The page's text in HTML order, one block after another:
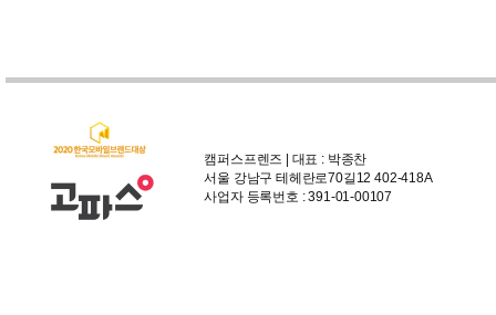
캠퍼스프렌즈 | 대표 : 박종찬
서울 강남구 테헤란로70길12 402-418A
사업자 등록번호 : 391-01-00107